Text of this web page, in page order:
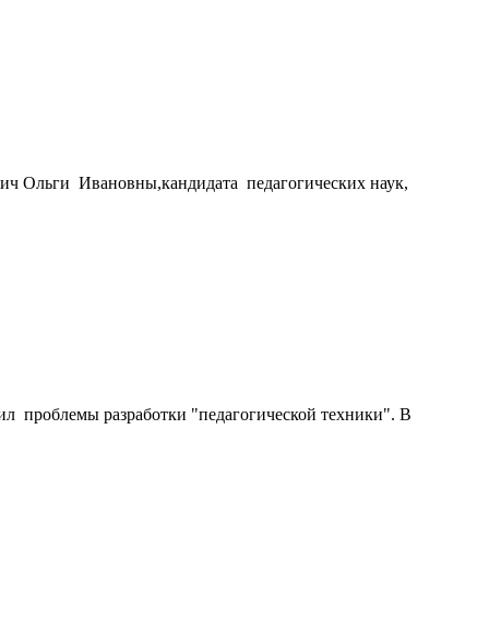
Ольги Ивановны,кандидата педагогических наук,
проблемы разработки "педагогической техники". В